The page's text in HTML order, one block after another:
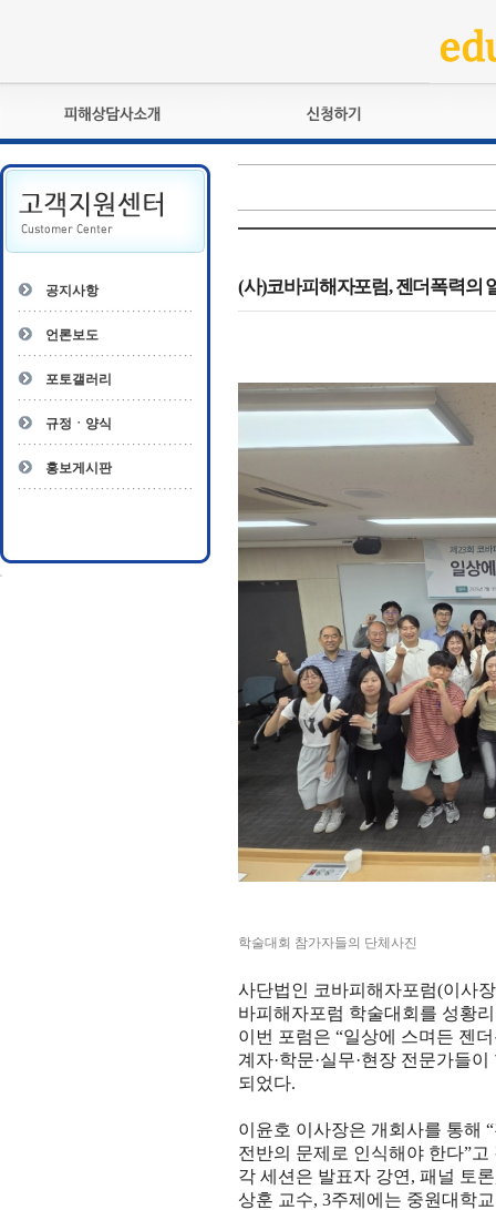
피해상담사란?
자격관리규정
상담사 자격증 확인
- 피해상담사 1급
- 전문수련감독자
- 전문수련기관
교육훈련
자격복원
공지사항
언론보도
포토갤러리
규정ㆍ양식
홍보게시판
(사)코바피해자포럼, 젠더폭력의
학술대회 참가자들의 단체사진
사단법인 코바피해자포럼(이사
바피해자포럼 학술대회를 성황
이번 포럼은 “일상에 스며든 젠
계자·학문·실무·현장 전문가들이
되었다.
이윤호 이사장은 개회사를 통해 “
전반의 문제로 인식해야 한다”고
각 세션은 발표자 강연 , 패널 토론
상훈 교수, 3주제에는 중원대학